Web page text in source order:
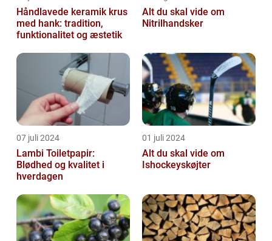
Håndlavede keramik krus
med hank: tradition,
funktionalitet og æstetik
Alt du skal vide om
Nitrilhandsker
07 juli 2024
Lambi Toiletpapir:
Blødhed og kvalitet i
hverdagen
01 juli 2024
Alt du skal vide om
Ishockeyskøjter